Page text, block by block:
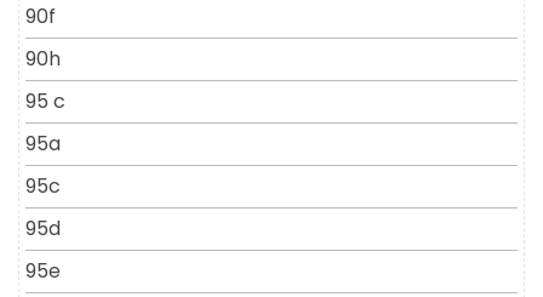
90f
90h
95 c
95a
95c
95d
95e